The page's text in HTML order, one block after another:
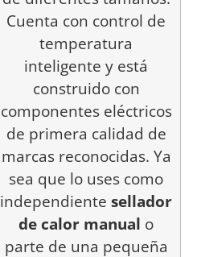
Cuenta con control de
temperatura
inteligente y está
construido con
componentes eléctricos
de primera calidad de
marcas reconocidas. Ya
sea que lo uses como
independiente sellador
de calor manual o
parte de una pequeña